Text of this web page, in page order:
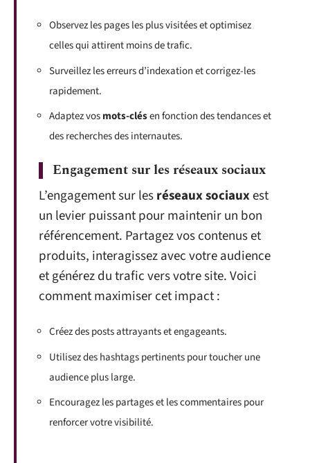
Observez les pages les plus visitées et optimisez
celles qui attirent moins de trafic.
Surveillez les erreurs d’indexation et corrigez-les
rapidement.
Adaptez vosmots-clésen fonction des tendances et
des recherches des internautes.
Engagement sur les réseaux sociaux
L’engagement sur lesréseaux sociauxest
un levier puissant pour maintenir un bon
référencement. Partagez vos contenus et
produits, interagissez avec votre audience
et générez du trafic vers votre site. Voici
comment maximiser cet impact :
Créez des posts attrayants et engageants.
Utilisez des hashtags pertinents pour toucher une
audience plus large.
Encouragez les partages et les commentaires pour
renforcer votre visibilité.